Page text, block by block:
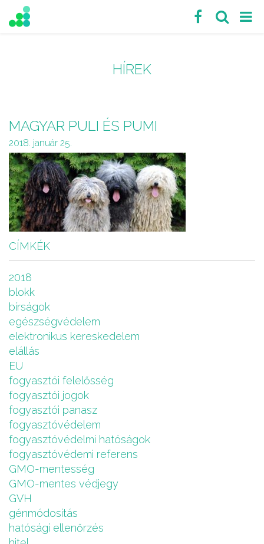
HÍREK
MAGYAR PULI ÉS PUMI
2018. január 25.
CÍMKÉK
2018
blokk
bírságok
egészségvédelem
elektronikus kereskedelem
elállás
EU
fogyasztói felelősség
fogyasztói jogok
fogyasztói panasz
fogyasztóvédelem
fogyasztóvédelmi hatóságok
fogyasztóvédemi referens
GMO-mentesség
GMO-mentes védjegy
GVH
génmódosítás
hatósági ellenőrzés